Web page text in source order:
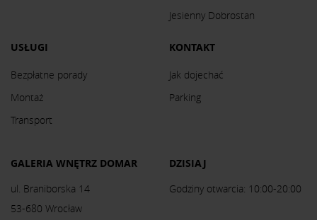
Jesienny Dobrostan
USŁUGI
Bezpłatne porady
Montaż
Transport
KONTAKT
Jak dojechać
Parking
GALERIA WNĘTRZ DOMAR
ul. Braniborska 14
53-680 Wrocław
DZISIAJ
Godziny otwarcia: 10:00-20:00